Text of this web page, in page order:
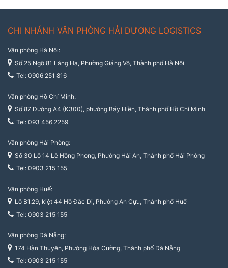
CHI NHÁNH VĂN PHÒNG HẢI DƯƠNG LOGISTICS
Văn phòng Hà Nội:
Số 25 Ngõ 81 Láng Hạ, Phường Giảng Võ, Thành phố Hà Nội
Tel: 0906 251 816
Văn phòng Hồ Chí Minh:
Số 87 Đường A4 (K300), phường Bảy Hiền, Thành phố Hồ Chí Minh
Tel: 093 456 2259
Văn phòng Hải Phòng:
Số 30 Lô 14 Lê Hồng Phong, Phường Hải An, Thành phố Hải Phòng
Tel: 0903 215 155
Văn phòng Huế:
Lô B1.29, kiệt 44 Hồ Đắc Di, Phường An Cựu, Thành phố Huế
Tel: 0903 215 155
Văn phòng Đà Nẵng:
174 Hàn Thuyên, Phường Hòa Cường, Thành phố Đà Nẵng
Tel: 0903 215 155